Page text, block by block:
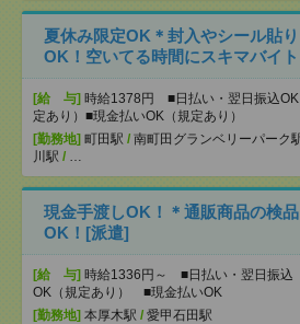
夏休み限定OK＊封入やシール貼
OK！空いてる時間にスキマバイ
[給 与] 時給1378円 ■日払い・翌日振込OK
定あり）■現金払いOK（規定あり）
[勤務地] 町田駅 / 南町田グランベリーパーク
川駅 / …
現金手渡しOK！＊通販商品の検
OK！[派遣]
[給 与] 時給1336円～ ■日払い・翌日振込
OK（規定あり） ■現金払いOK
[勤務地] 本厚木駅 / 愛甲石田駅